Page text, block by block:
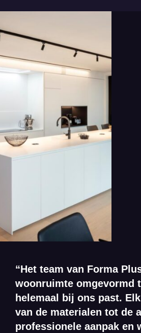
“Het team van Forma
woonruimte omgevormd
helemaal bij ons past.
van de materialen tot de
professionele aanpak en